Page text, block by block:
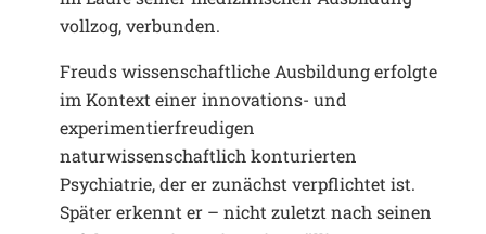
vollzog, verbunden.
Freuds wissenschaftliche Ausbildung erfolgte
im Kontext einer innovations- und
experimentierfreudigen
naturwissenschaftlich konturierten
Psychiatrie, der er zunächst verpflichtet ist.
Später erkennt er – nicht zuletzt nach seinen